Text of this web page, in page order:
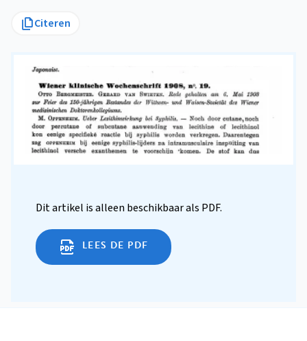
Citeren
Dit artikel is alleen beschikbaar als PDF.
LEES DE PDF